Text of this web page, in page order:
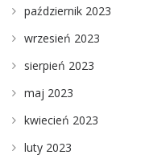
październik 2023
wrzesień 2023
sierpień 2023
maj 2023
kwiecień 2023
luty 2023